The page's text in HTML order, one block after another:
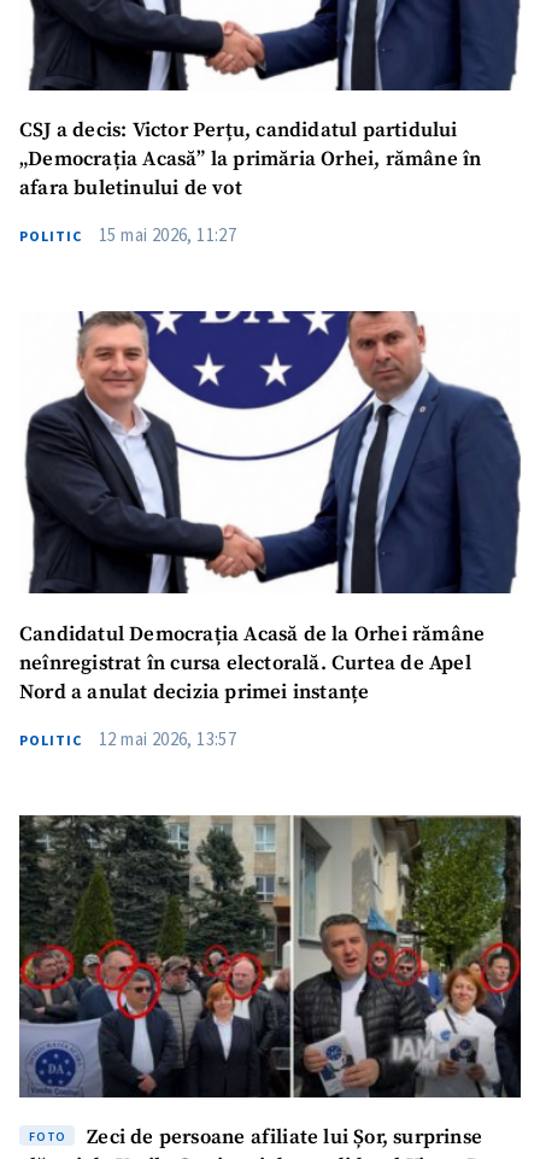
CSJ a decis: Victor Perțu, candidatul partidului
„Democrația Acasă” la primăria Orhei, rămâne în
afara buletinului de vot
POLITIC 15 mai 2026, 11:27
Candidatul Democrația Acasă de la Orhei rămâne
neînregistrat în cursa electorală. Curtea de Apel
Nord a anulat decizia primei instanțe
POLITIC 12 mai 2026, 13:57
FOTO
Zeci de persoane afiliate lui Șor, surprinse